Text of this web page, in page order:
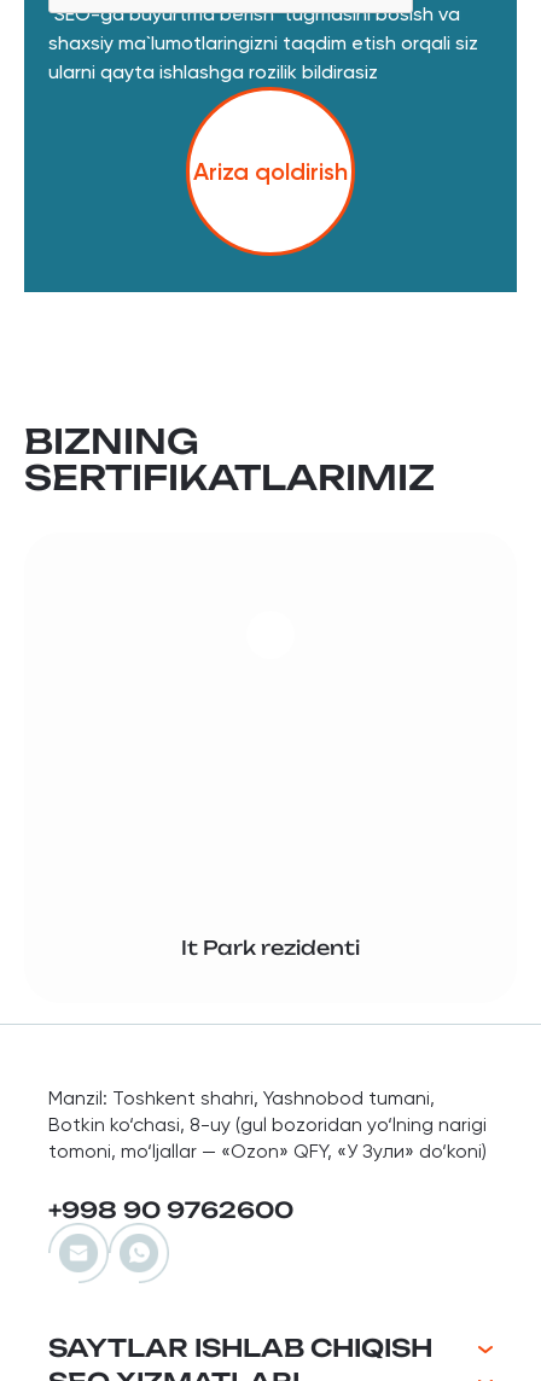
"SEO-ga buyurtma berish" tugmasini bosish va
shaxsiy ma`lumotlaringizni taqdim etish orqali siz
ularni qayta ishlashga rozilik bildirasiz
Ariza qoldirish
BIZNING
SERTIFIKATLARIMIZ
It Park rezidenti
Manzil: Toshkent shahri, Yashnobod tumani,
Botkin ko‘chasi, 8-uy (gul bozoridan yo‘lning narigi
tomoni, mo‘ljallar — «Ozon» QFY, «У Зули» do‘koni)
+998 90 9762600
SAYTLAR ISHLAB CHIQISH